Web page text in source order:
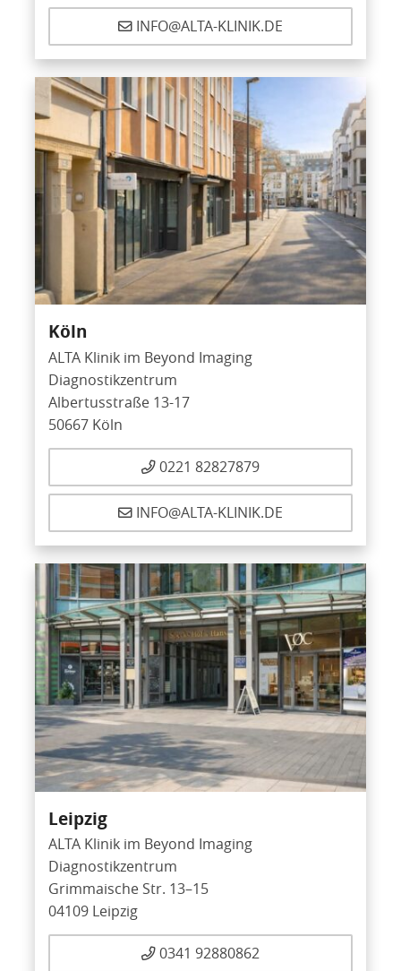
INFO@ALTA-KLINIK.DE
Köln
ALTA Klinik im Beyond Imaging
Diagnostikzentrum
Albertusstraße 13-17
50667 Köln
0221 82827879
INFO@ALTA-KLINIK.DE
Leipzig
ALTA Klinik im Beyond Imaging
Diagnostikzentrum
Grimmaische Str. 13–15
04109 Leipzig
0341 92880862